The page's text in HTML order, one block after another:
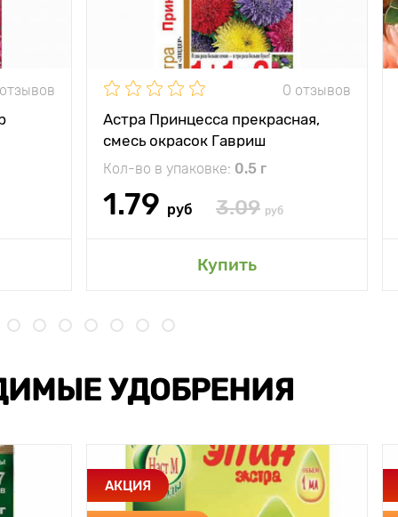
0 отзывов
Астра Принцесса прекрасная,
смесь окрасок Гавриш
Кол-во в упаковке: 0.5 г
1.79 руб 3.09 руб
Купить
УДОБРЕНИЯ
АКЦИЯ